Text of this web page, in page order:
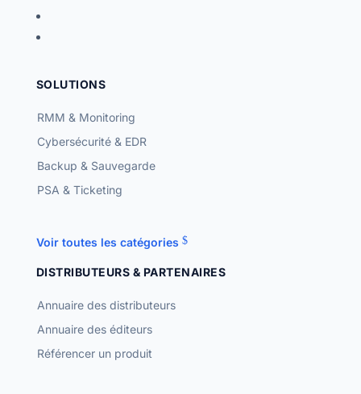
SOLUTIONS
RMM & Monitoring
Cybersécurité & EDR
Backup & Sauvegarde
PSA & Ticketing
Voir toutes les catégories
DISTRIBUTEURS & PARTENAIRES
Annuaire des distributeurs
Annuaire des éditeurs
Référencer un produit